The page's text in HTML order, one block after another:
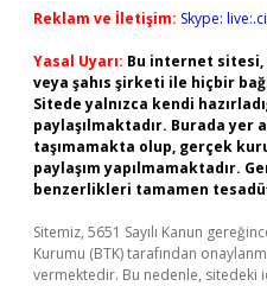
Reklam ve İletişim: Skype:
Yasal Uyarı: Bu internet
veya şahıs şirketi ile hiçbir
Sitede yalnızca kendi
paylaşılmaktadır. Burada
taşımamakta olup, gerçek
paylaşım yapılmamaktadır.
benzerlikleri tamamen
Sitemiz, 5651 Sayılı Kanun
Kurumu (BTK) tarafından
vermektedir. Bu nedenle,